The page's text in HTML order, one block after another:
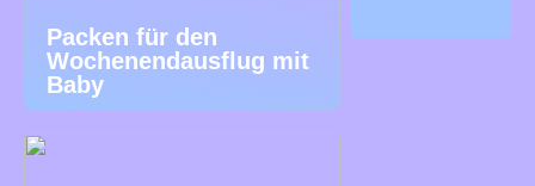
Packen für den
Wochenendausflug mit
Baby